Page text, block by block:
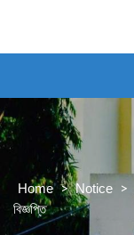
Home > Notice >
বিজ্ঞপ্তি